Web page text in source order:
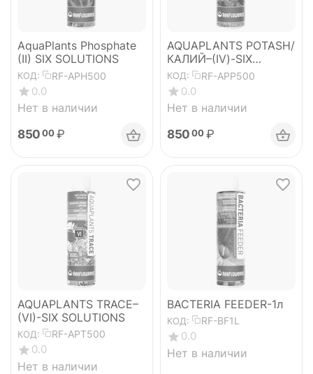
AquaPlants Phosphate
(II) SIX SOLUTIONS
КОД: RF-APH500
0.0
Нет в наличии
850 00 ₽
AQUAPLANTS POTASH/
КАЛИЙ–(IV)-SIX
SOLUTIONS
КОД: RF-APP500
0.0
Нет в наличии
850 00 ₽
AQUAPLANTS TRACE–
(VI)-SIX SOLUTIONS
КОД: RF-APT500
0.0
Нет в наличии
BACTERIA FEEDER-1л
КОД: RF-BF1L
0.0
Нет в наличии